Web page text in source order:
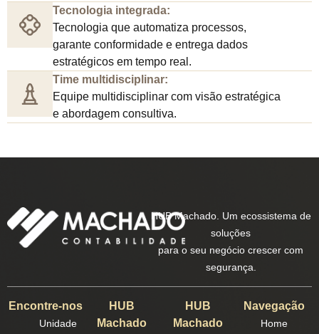
Tecnologia integrada:
Tecnologia que automatiza processos,
garante conformidade e entrega dados
estratégicos em tempo real.
Time multidisciplinar:
Equipe multidisciplinar com visão estratégica
e abordagem consultiva.
HUB Machado. Um ecossistema de
soluções
para o seu negócio crescer com
segurança.
Encontre-nos
Unidade
HUB
Machado
HUB
Machado
Navegação
Home